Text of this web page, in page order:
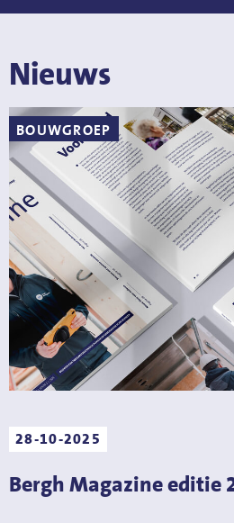
Nieuws
BOUWGROEP
28-10-2025
Bergh Magazine editie